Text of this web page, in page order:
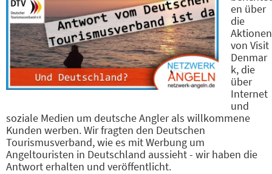
en über
die
Aktionen
von Visit
Denmar
k, die
über
Internet
und
soziale Medien um deutsche Angler als willkommene
Kunden werben. Wir fragten den Deutschen
Tourismusverband, wie es mit Werbung um
Angeltouristen in Deutschland aussieht - wir haben die
Antwort erhalten und veröffentlicht.